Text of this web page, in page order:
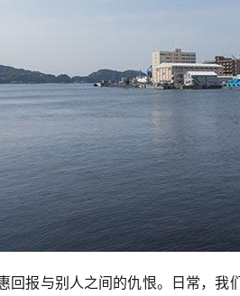
回报与别人之间的仇恨。日常，我